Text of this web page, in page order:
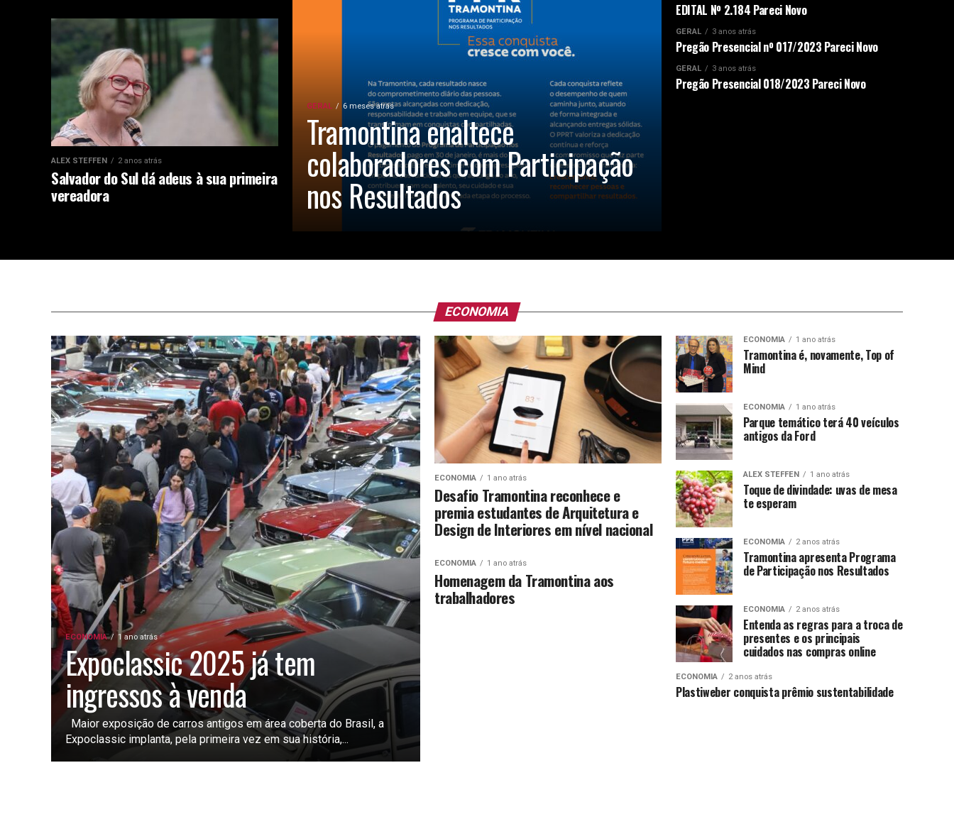
GERAL 6 meses atrás
Tramontina enaltece
colaboradores com Participação
nos Resultados
ALEX STEFFEN 2 anos atrás
Salvador do Sul dá adeus à sua primeira
vereadora
EDITAL Nº 2.184 Pareci Novo
GERAL 3 anos atrás
Pregão Presencial nº 017/2023 Pareci Novo
GERAL 3 anos atrás
Pregão Presencial 018/2023 Pareci Novo
ECONOMIA
ECONOMIA 1 ano atrás
Expoclassic 2025 já tem
ingressos à venda
Maior exposição de carros antigos em área coberta do Brasil, a
Expoclassic implanta, pela primeira vez em sua história,...
ECONOMIA 1 ano atrás
Desafio Tramontina reconhece e
premia estudantes de Arquitetura e
Design de Interiores em nível nacional
ECONOMIA 1 ano atrás
Homenagem da Tramontina aos
trabalhadores
ECONOMIA 1 ano atrás
Tramontina é, novamente, Top of
Mind
ECONOMIA 1 ano atrás
Parque temático terá 40 veículos
antigos da Ford
ALEX STEFFEN 1 ano atrás
Toque de divindade: uvas de mesa
te esperam
ECONOMIA 2 anos atrás
Tramontina apresenta Programa
de Participação nos Resultados
ECONOMIA 2 anos atrás
Entenda as regras para a troca de
presentes e os principais
cuidados nas compras online
ECONOMIA 2 anos atrás
Plastiweber conquista prêmio sustentabilidade